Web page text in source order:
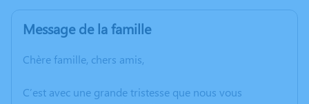
Message de la famille
Chère famille, chers amis,
C’est avec une grande tristesse que nous vous